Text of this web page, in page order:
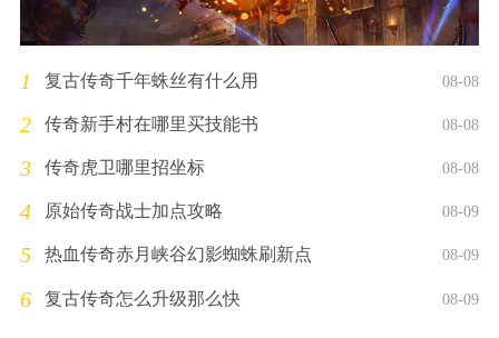
1 复古传奇千年蛛丝有什么用 08-08
2 传奇新手村在哪里买技能书 08-08
3 传奇虎卫哪里招坐标 08-08
4 原始传奇战士加点攻略 08-09
5 热血传奇赤月峡谷幻影蜘蛛刷新点 08-09
6 复古传奇怎么升级那么快 08-09